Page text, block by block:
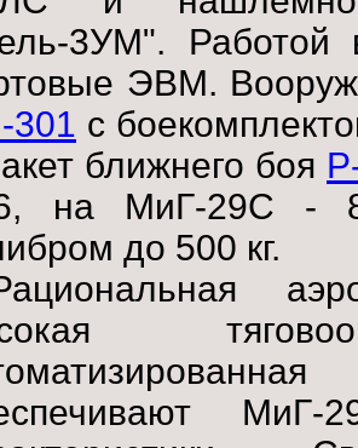
3УМ". Работой
ЭВМ.
301 с
ближнего боя
на МиГ-29С - 8)
до 500 кг.
МиГ-